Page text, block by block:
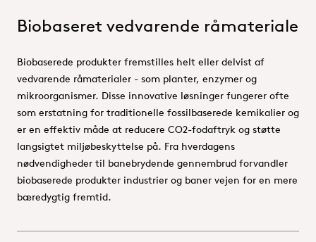
Biobaseret vedvarende råmateriale
Biobaserede produkter fremstilles helt eller delvist af
vedvarende råmaterialer - som planter, enzymer og
mikroorganismer. Disse innovative løsninger fungerer ofte
som erstatning for traditionelle fossilbaserede kemikalier og
er en effektiv måde at reducere CO2-fodaftryk og støtte
langsigtet miljøbeskyttelse på. Fra hverdagens
nødvendigheder til banebrydende gennembrud forvandler
biobaserede produkter industrier og baner vejen for en mere
bæredygtig fremtid.